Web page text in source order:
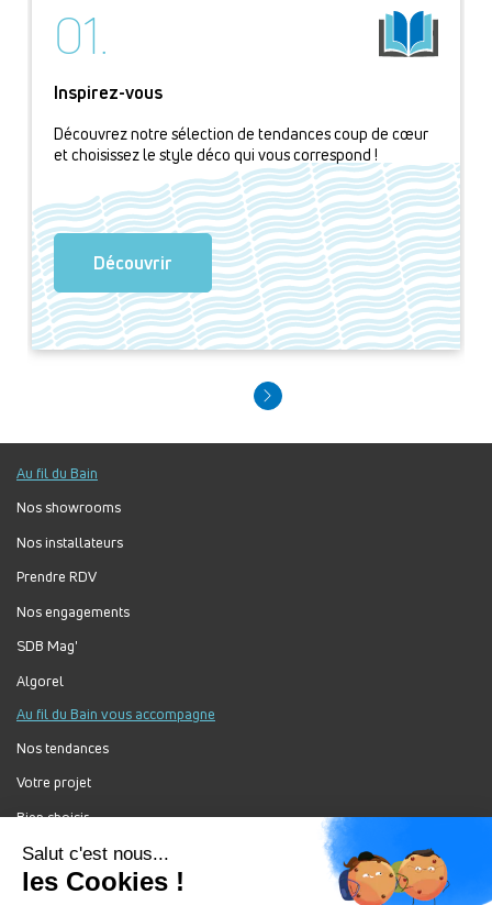
01.
Inspirez-vous
Découvrez notre sélection de tendances coup de cœur
et choisissez le style déco qui vous correspond !
Découvrir
Au fil du Bain
Nos showrooms
Nos installateurs
Prendre RDV
Nos engagements
SDB Mag'
Algorel
Au fil du Bain vous accompagne
Nos tendances
Votre projet
Bien choisir
Forum Au Fil du Bain